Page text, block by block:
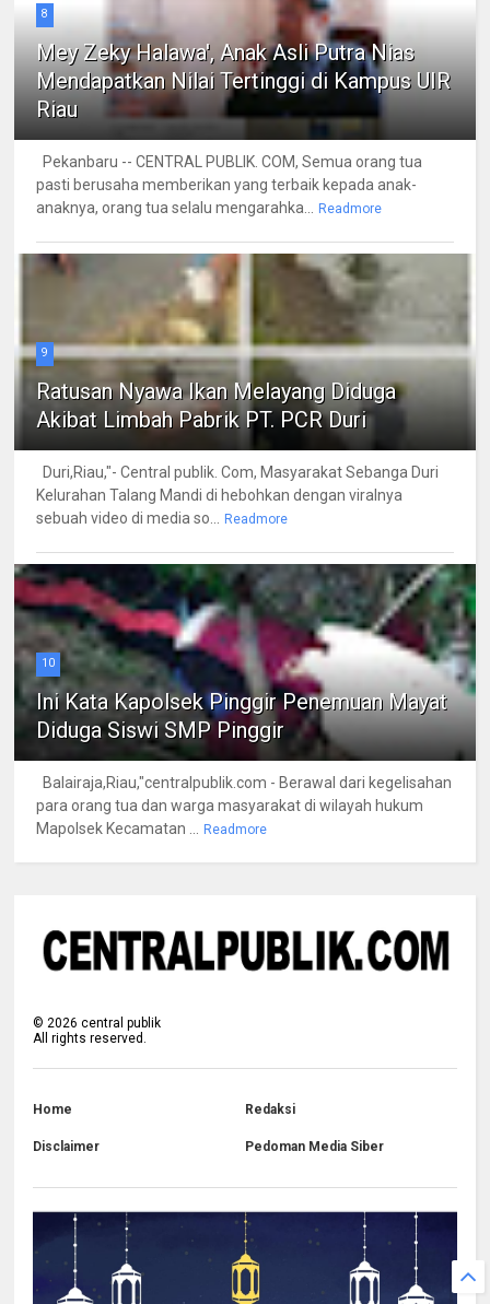
8
Mey Zeky Halawa', Anak Asli Putra Nias
Mendapatkan Nilai Tertinggi di Kampus UIR
Riau
Pekanbaru -- CENTRAL PUBLIK. COM, Semua orang tua
pasti berusaha memberikan yang terbaik kepada anak-
anaknya, orang tua selalu mengarahka...
Readmore
9
Ratusan Nyawa Ikan Melayang Diduga
Akibat Limbah Pabrik PT. PCR Duri
Duri,Riau,"- Central publik. Com, Masyarakat Sebanga Duri
Kelurahan Talang Mandi di hebohkan dengan viralnya
sebuah video di media so...
Readmore
10
Ini Kata Kapolsek Pinggir Penemuan Mayat
Diduga Siswi SMP Pinggir
Balairaja,Riau,"centralpublik.com - Berawal dari kegelisahan
para orang tua dan warga masyarakat di wilayah hukum
Mapolsek Kecamatan ...
Readmore
© 2026 central publik
All rights reserved.
Home Redaksi
Disclaimer Pedoman Media Siber